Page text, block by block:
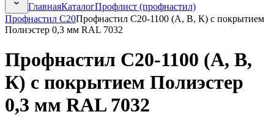
ГлавнаяКаталогПрофлист (профнастил)
Профнастил С20Профнастил С20-1100 (А, В, К) с покрытием
Полиэстер 0,3 мм RAL 7032
Профнастил С20-1100 (А, В,
К) с покрытием Полиэстер
0,3 мм RAL 7032